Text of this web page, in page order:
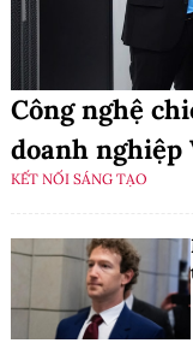
Công nghệ
doanh
KẾT NỐI SÁNG TẠO